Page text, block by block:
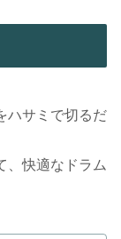
ハサミで切るだ
、快適なドラム